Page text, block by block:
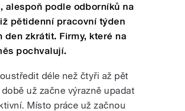
alespoň podle odborníků na
pětidenní pracovní týden
zkrátit. Firmy, které na
pochvalují.
déle než čtyři až pět
už začne výrazně upadat
Místo práce už začnou